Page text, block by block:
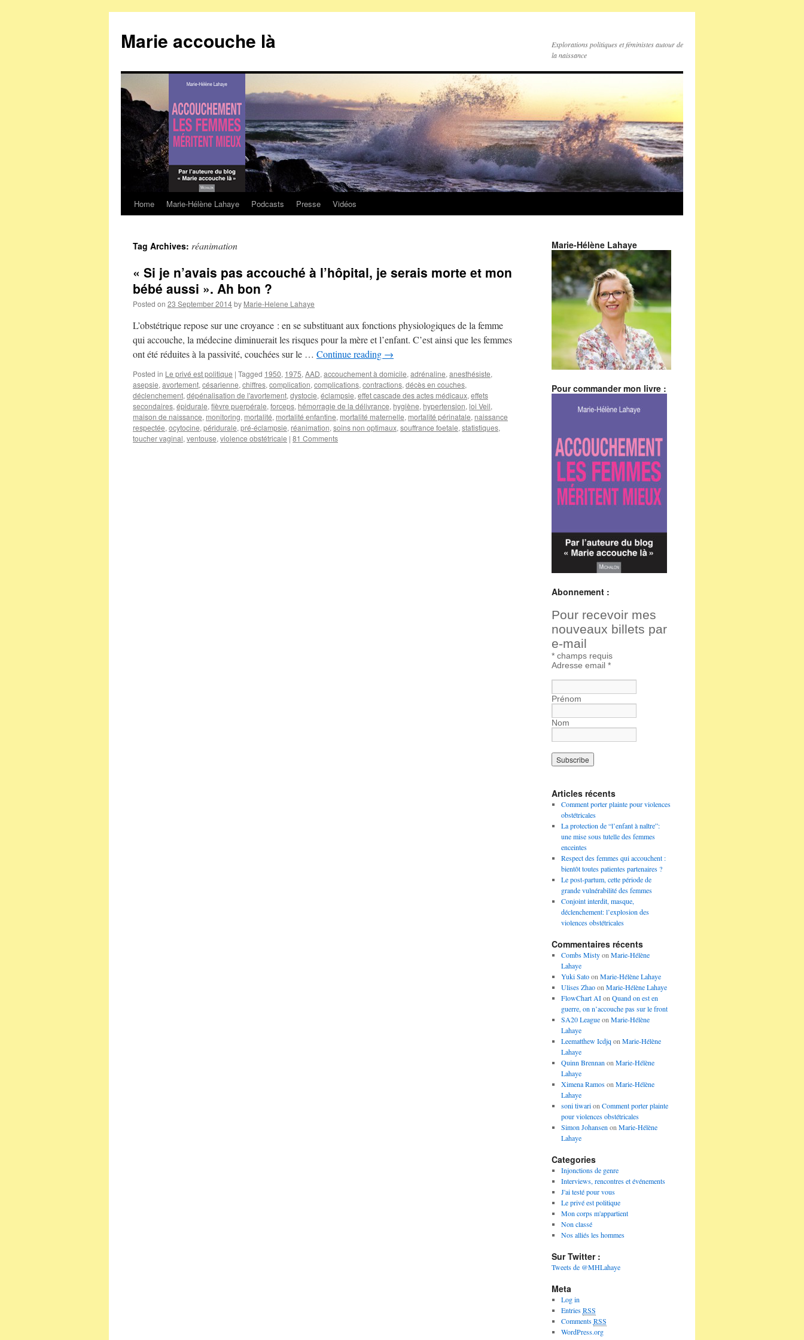
Marie accouche là
Explorations politiques et féministes autour de
la naissance
Skip
content
Home Marie-Hélène Lahaye Podcasts Presse Vidéos
Tag Archives: réanimation
« Si je n’avais pas accouché à l’hôpital, je serais morte et mon
bébé aussi ». Ah bon ?
Posted on 23 September 2014by Marie-Helene Lahaye
L’obstétrique repose sur une croyance : en se substituant aux fonctions physiologiques de la femme
qui accouche, la médecine diminuerait les risques pour la mère et l’enfant. C’est ainsi que les femmes
ont été réduites à la passivité, couchées sur le … Continue reading →
Posted in Le privé est politique | Tagged 1950, 1975, AAD, accouchement à domicile, adrénaline, anesthésiste,
asepsie, avortement, césarienne, chiffres, complication, complications, contractions, décès en couches,
déclenchement, dépénalisation de l'avortement, dystocie, éclampsie, effet cascade des actes médicaux, effets
secondaires, épidurale, fièvre puerpérale, forceps, hémorragie de la délivrance, hygiène, hypertension, loi Veil,
maison de naissance, monitoring, mortalité, mortalité enfantine, mortalité maternelle, mortalité périnatale, naissance
respectée, ocytocine, péridurale, pré-éclampsie, réanimation, soins non optimaux, souffrance foetale, statistiques,
toucher vaginal, ventouse, violence obstétricale | 81 Comments
Marie-Hélène Lahaye
Pour commander mon livre :
Abonnement :
Pour recevoir mes
nouveaux billets par
e-mail
* champs requis
Adresse email *
Prénom
Nom
Articles récents
Comment porter plainte pour violences
obstétricales
La protection de “l’enfant à naître”:
une mise sous tutelle des femmes
enceintes
Respect des femmes qui accouchent :
bientôt toutes patientes partenaires ?
Le post-partum, cette période de
grande vulnérabilité des femmes
Conjoint interdit, masque,
déclenchement: l’explosion des
violences obstétricales
Commentaires récents
Combs Mistyon Marie-Hélène
Lahaye
Yuki Satoon Marie-Hélène Lahaye
Ulises Zhaoon Marie-Hélène Lahaye
FlowChart AIon Quand on est en
guerre, on n’accouche pas sur le front
SA20 Leagueon Marie-Hélène
Lahaye
Leematthew Icdjq on Marie-Hélène
Lahaye
Quinn Brennan on Marie-Hélène
Lahaye
Ximena Ramoson Marie-Hélène
Lahaye
soni tiwarion Comment porter plainte
pour violences obstétricales
Simon Johansen on Marie-Hélène
Lahaye
Categories
Injonctions de genre
Interviews, rencontres et événements
J'ai testé pour vous
Le privé est politique
Mon corps m'appartient
Non classé
Nos alliés les hommes
Sur Twitter :
Tweets de @MHLahaye
Meta
Log in
EntriesRSS
CommentsRSS
WordPress.org